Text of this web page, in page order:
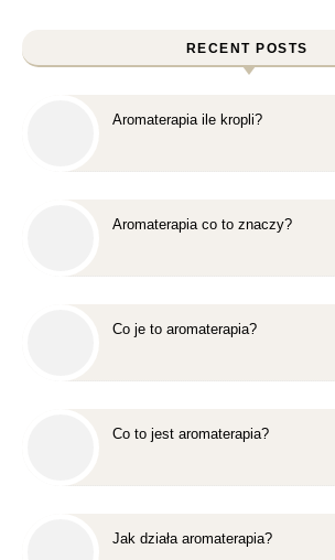
RECENT POSTS
Aromaterapia ile kropli?
Aromaterapia co to znaczy?
Co je to aromaterapia?
Co to jest aromaterapia?
Jak działa aromaterapia?